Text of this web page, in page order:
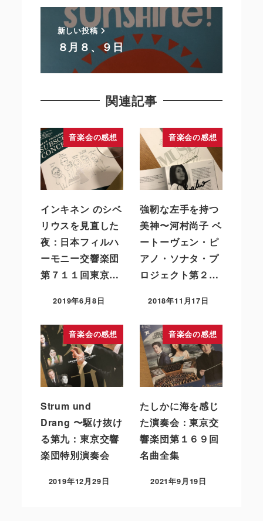
新しい投稿
８月８、９日
関連記事
音楽会の感想
インキネン のシベ
リウスを見直した
夜：日本フィルハ
ーモニー交響楽団
第７１１回東京…
2019年6月8日
音楽会の感想
強靭な左手を持つ
美神〜河村尚子 ベ
ートーヴェン・ピ
アノ・ソナタ・プ
ロジェクト第２…
2018年11月17日
音楽会の感想
Strum und
Drang 〜駆け抜け
る第九：東京交響
楽団特別演奏会
2019年12月29日
音楽会の感想
たしかに海を感じ
た演奏会：東京交
響楽団第１６９回
名曲全集
2021年9月19日